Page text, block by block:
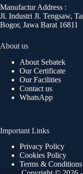
Manufactur Address :
Jl. Industri Jl. Tengsaw,
Bogor, Jawa Barat 16811
About us
About Sebatek
Our Certificate
Our Facilities
Contact us
WhatsApp
Important Links
Privacy Policy
Cookies Policy
Terms & Conditions